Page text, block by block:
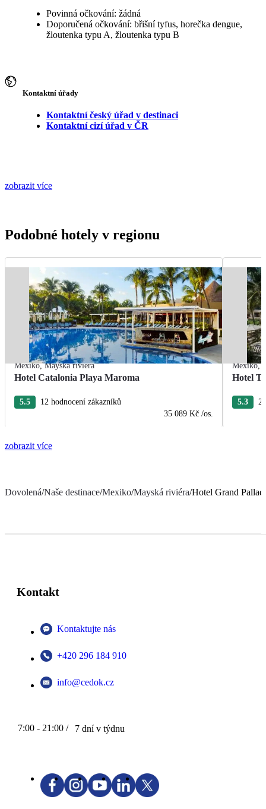
Povinná očkování: žádná
Doporučená očkování: břišní tyfus, horečka dengue,
žloutenka typu A, žloutenka typu B
Kontaktní úřady
Kontaktní český úřad v destinaci
Kontaktní cizí úřad v ČR
zobrazit více
Podobné hotely v regionu
Mexiko,Mayská riviéra
Hotel Catalonia Playa Maroma
5.5
12 hodnocení zákazníků
35 089 Kč /os.
Mexiko,
Hotel
5.3
zobrazit více
Dovolená/Naše destinace/Mexiko/Mayská riviéra/Hotel Grand
Kontakt
Kontaktujte nás
+420 296 184 910
info@cedok.cz
7:00 - 21:00 / 7 dní v týdnu